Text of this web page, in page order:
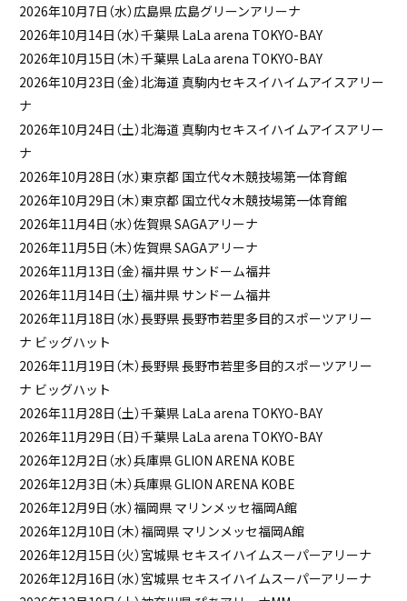
2026年10月7日（水）広島県 広島グリーンアリーナ
2026年10月14日（水）千葉県 LaLa arena TOKYO-BAY
2026年10月15日（木）千葉県 LaLa arena TOKYO-BAY
2026年10月23日（金）北海道 真駒内セキスイハイムアイスアリー
ナ
2026年10月24日（土）北海道 真駒内セキスイハイムアイスアリー
ナ
2026年10月28日（水）東京都 国立代々木競技場第一体育館
2026年10月29日（木）東京都 国立代々木競技場第一体育館
2026年11月4日（水）佐賀県 SAGAアリーナ
2026年11月5日（木）佐賀県 SAGAアリーナ
2026年11月13日（金）福井県 サンドーム福井
2026年11月14日（土）福井県 サンドーム福井
2026年11月18日（水）長野県 長野市若里多目的スポーツアリー
ナ ビッグハット
2026年11月19日（木）長野県 長野市若里多目的スポーツアリー
ナ ビッグハット
2026年11月28日（土）千葉県 LaLa arena TOKYO-BAY
2026年11月29日（日）千葉県 LaLa arena TOKYO-BAY
2026年12月2日（水）兵庫県 GLION ARENA KOBE
2026年12月3日（木）兵庫県 GLION ARENA KOBE
2026年12月9日（水）福岡県 マリンメッセ福岡A館
2026年12月10日（木）福岡県 マリンメッセ福岡A館
2026年12月15日（火）宮城県 セキスイハイムスーパーアリーナ
2026年12月16日（水）宮城県 セキスイハイムスーパーアリーナ